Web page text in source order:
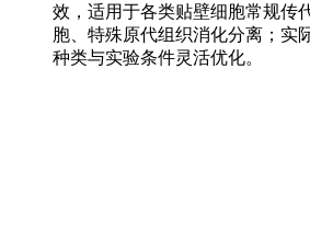
效，适用于各类贴壁细胞常规传
胞、特殊原代组织消化分离；实
种类与实验条件灵活优化。